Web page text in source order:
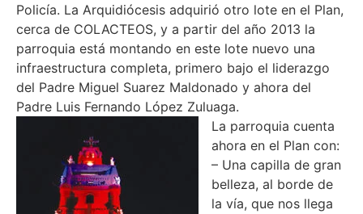
Policía. La Arquidiócesis adquirió otro lote en el Plan,
cerca de COLACTEOS, y a partir del año 2013 la
parroquia está montando en este lote nuevo una
infraestructura completa, primero bajo el liderazgo
del Padre Miguel Suarez Maldonado y ahora del
Padre Luis Fernando López Zuluaga.
La parroquia cuenta
ahora en el Plan con:
– Una capilla de gran
belleza, al borde de
la vía, que nos llega